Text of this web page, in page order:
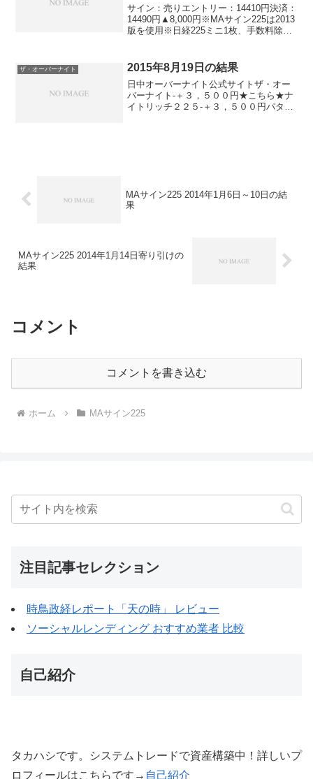
サイン：売りエントリー：14410円決済：
14490円▲8,000円※MAサイン225は2013
版を使用※日経225ミニ1枚、手数料除く
ういう週だったんでしょう。
ザ・オーバーナイト 2015年8月19日の結果
日中オーバーナイト公式サイトザ・オー
バーナイト-＋３，５００円★こちら★ナ
イトリッチ２２５-＋３，５００円パター
MAサイン225 2014年1月6日～10日の結
果
MAサイン225 2014年1月14日寄り引けの
結果
コメント
コメントを書き込む
ホーム MAサイン225
注目記事セレクション
時鳥政経レポート「天の時」 レビュー
ソーシャルレンディング おすすめ業者 比較
自己紹介
タカハシです。システムトレードで資産構築中！詳しいプ
ロフィールはこちらです→ 自己紹介